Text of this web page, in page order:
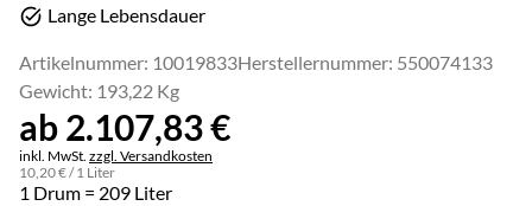
Lange Lebensdauer
Artikelnummer: 10019833Herstellernummer: 550074133
Gewicht: 193,22 Kg
ab:
ab2.107,83€
Steuerhinweis:
inkl. MwSt. zzgl. Versandkosten
10,20€/ 1 Liter
1 Drum = 209 Liter